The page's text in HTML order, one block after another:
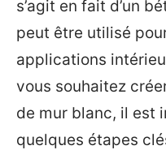
s’agit en fait d’un
peut être utilisé
applications
vous souhaitez
de mur blanc, il est
quelques étapes